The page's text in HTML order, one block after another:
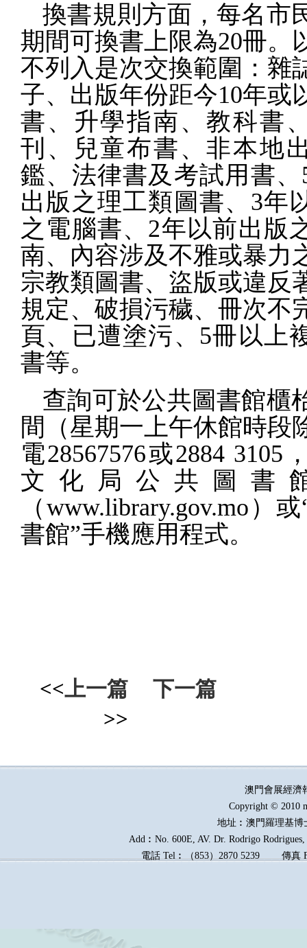
換書規則方面，每名市
期間可換書上限為20冊。
不列入是次交換範圍： 雜
子、出版年份距今10年或
書、升學指南、教科書
刊、兒童布書、非本地
鑑、法律書及考試用書、
出版之理工類圖書、 3年
之電腦書、 2年以前出版
南、內容涉及不雅或暴力
宗教類圖書、盜版或違反
規定、破損污穢、冊次不
頁、已遭塗污、 5冊以上
書等。
查詢可於公共圖書館櫃
間（星期一上午休館時段
電28567576或2884 3105
文化局公共圖書
（www.library.gov.mo ）
書館”手機應用程式。
<<上一篇
下一篇
>>
澳門會展經
Copyright © 2010
地址︰澳門羅理基博
Add︰No. 600E, AV. Dr. Rodrigo
電話 Tel︰（853）2870 5239傳真